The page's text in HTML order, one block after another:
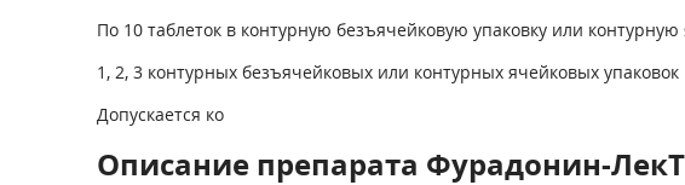
По 10 таблеток в контурную безъячейковую упаковку или контурную
1, 2, 3 контурных безъячейковых или контурных ячейковых
Допускается ко
Описание препарата Фурадонин-